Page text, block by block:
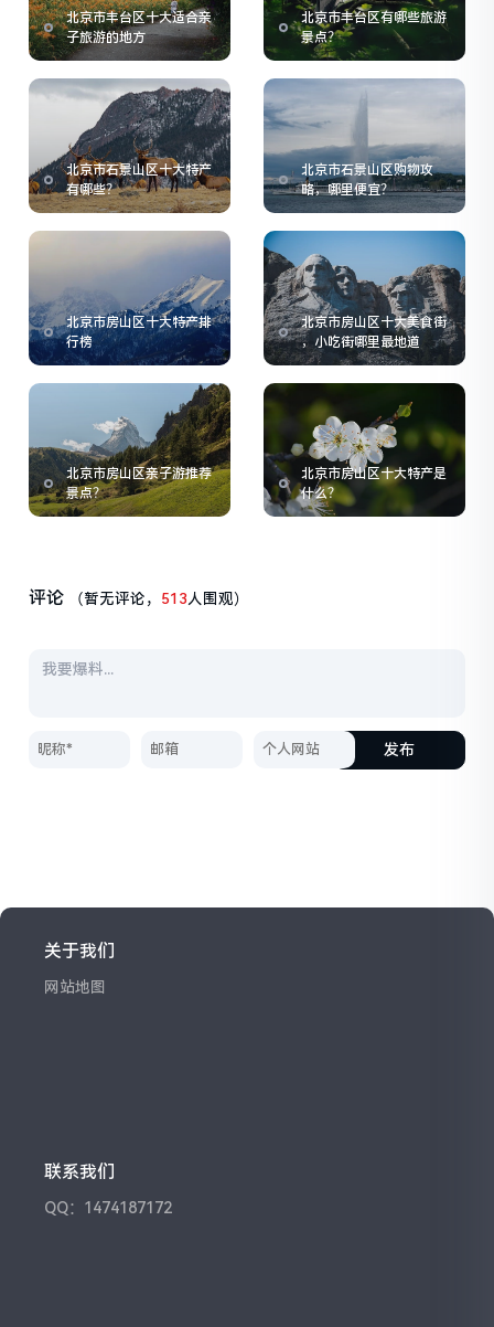
北京市丰台区十大适合亲
子旅游的地方
北京市丰台区有哪些旅游
景点？
北京市石景山区十大特产
有哪些？
北京市石景山区购物攻
略，哪里便宜？
北京市房山区十大特产排
行榜
北京市房山区十大美食街
，小吃街哪里最地道
北京市房山区亲子游推荐
景点？
北京市房山区十大特产是
什么？
评论 （暂无评论， 513人围观）
发布
关于我们
网站地图
联系我们
QQ：1474187172